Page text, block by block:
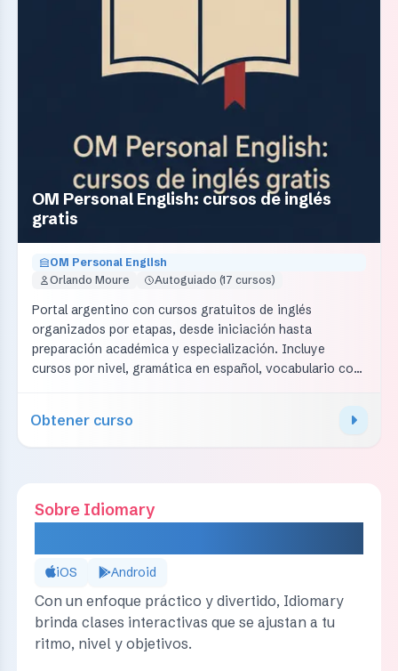
OM Personal English: cursos de inglés
gratis
OM Personal English
Orlando Moure
Autoguiado (17 cursos)
Portal argentino con cursos gratuitos de inglés
organizados por etapas, desde iniciación hasta
preparación académica y especialización. Incluye
cursos por nivel, gramática en español, vocabulario con
acceder a la experiencia completa y solicitar
certificados.
Obtener curso
Sobre Idiomary
iOS Android
Con un enfoque práctico y divertido, Idiomary
brinda clases interactivas que se ajustan a tu
ritmo, nivel y objetivos.